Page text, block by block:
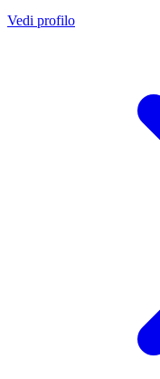
Vedi profilo